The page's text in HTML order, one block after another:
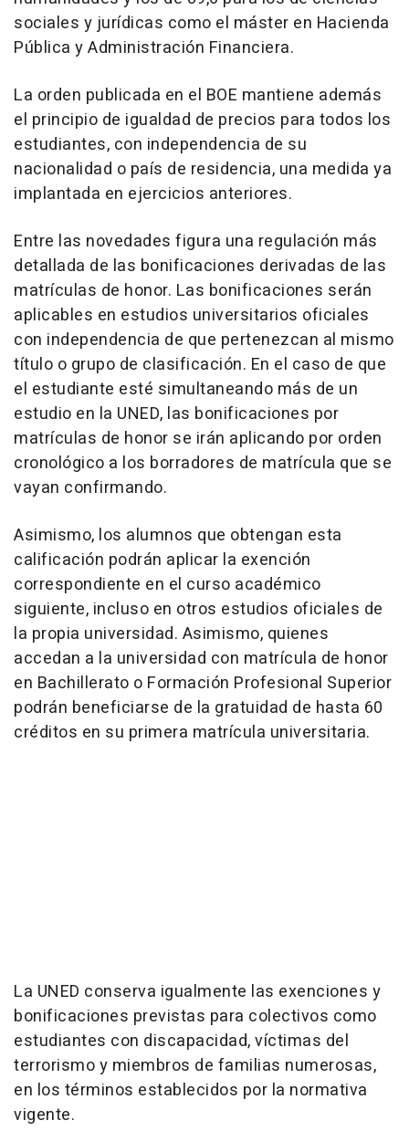
sociales y jurídicas como el máster en Hacienda
Pública y Administración Financiera.
La orden publicada en el BOE mantiene además
el principio de igualdad de precios para todos los
estudiantes, con independencia de su
nacionalidad o país de residencia, una medida ya
implantada en ejercicios anteriores.
Entre las novedades figura una regulación más
detallada de las bonificaciones derivadas de las
matrículas de honor. Las bonificaciones serán
aplicables en estudios universitarios oficiales
con independencia de que pertenezcan al mismo
título o grupo de clasificación. En el caso de que
el estudiante esté simultaneando más de un
estudio en la UNED, las bonificaciones por
matrículas de honor se irán aplicando por orden
cronológico a los borradores de matrícula que se
vayan confirmando.
Asimismo, los alumnos que obtengan esta
calificación podrán aplicar la exención
correspondiente en el curso académico
siguiente, incluso en otros estudios oficiales de
la propia universidad. Asimismo, quienes
accedan a la universidad con matrícula de honor
en Bachillerato o Formación Profesional Superior
podrán beneficiarse de la gratuidad de hasta 60
créditos en su primera matrícula universitaria.
La UNED conserva igualmente las exenciones y
bonificaciones previstas para colectivos como
estudiantes con discapacidad, víctimas del
terrorismo y miembros de familias numerosas,
en los términos establecidos por la normativa
vigente.